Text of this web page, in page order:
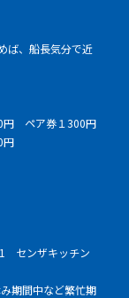
ば、船長気分で近
円 ペア券１300円
円
センザキッチン
期間中など繁忙期